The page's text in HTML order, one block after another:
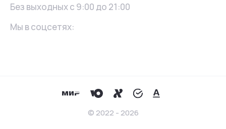
Без выходных с 9:00 до 21:00
Мы в соцсетях:
© 2022 - 2026